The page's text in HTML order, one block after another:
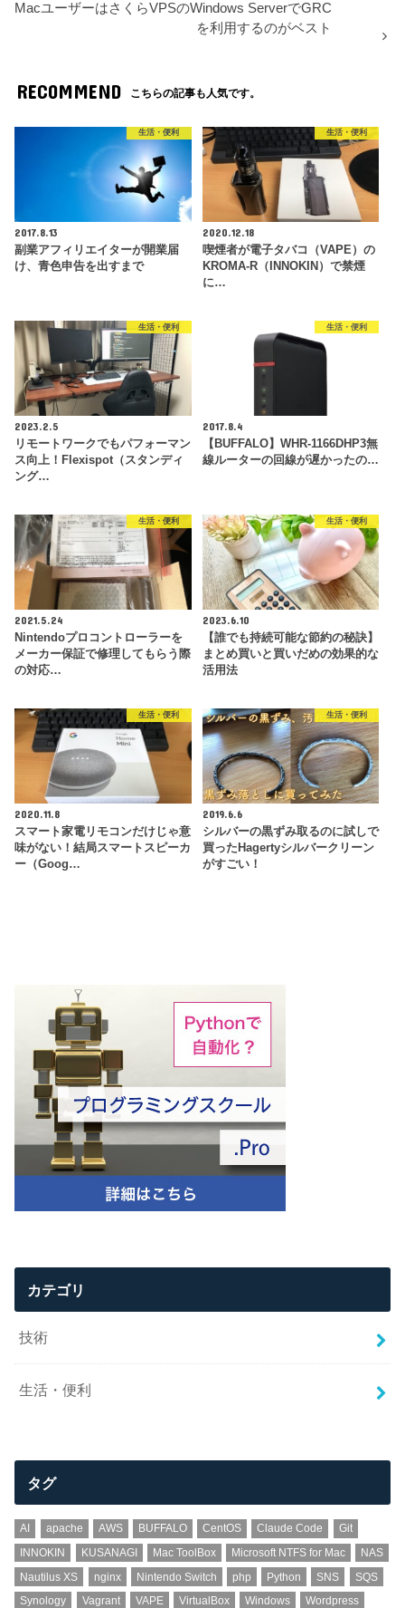
MacユーザーはさくらVPSのWindows ServerでGRC
を利用するのがベスト
RECOMMEND こちらの記事も人気です。
生活・便利
2017.8.13
副業アフィリエイターが開業届
け、青色申告を出すまで
生活・便利
2020.12.18
喫煙者が電子タバコ（VAPE）の
KROMA-R（INNOKIN）で禁煙
に…
生活・便利
2023.2.5
リモートワークでもパフォーマン
ス向上！Flexispot（スタンディ
ング…
生活・便利
2017.8.4
【BUFFALO】WHR-1166DHP3無
線ルーターの回線が遅かったの…
生活・便利
2021.5.24
Nintendoプロコントローラーを
メーカー保証で修理してもらう際
の対応…
生活・便利
2023.6.10
【誰でも持続可能な節約の秘訣】
まとめ買いと買いだめの効果的な
活用法
生活・便利
2020.11.8
スマート家電リモコンだけじゃ意
味がない！結局スマートスピーカ
ー（Goog…
生活・便利
2019.6.6
シルバーの黒ずみ取るのに試しで
買ったHagertyシルバークリーン
がすごい！
カテゴリ
技術
生活・便利
タグ
AI apache AWS BUFFALO CentOS Claude Code
Git
INNOKIN
KUSANAGI Mac ToolBox Microsoft NTFS for Mac
NAS
Nautilus XS
nginx Nintendo Switch php Python SNS
SQS
Synology
Vagrant VAPE VirtualBox Windows Wordpress